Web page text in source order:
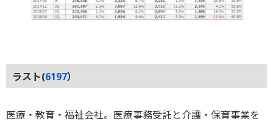
ラスト(6197）
医療・教育・福祉会社。医療事務受託と介護・保育事業を